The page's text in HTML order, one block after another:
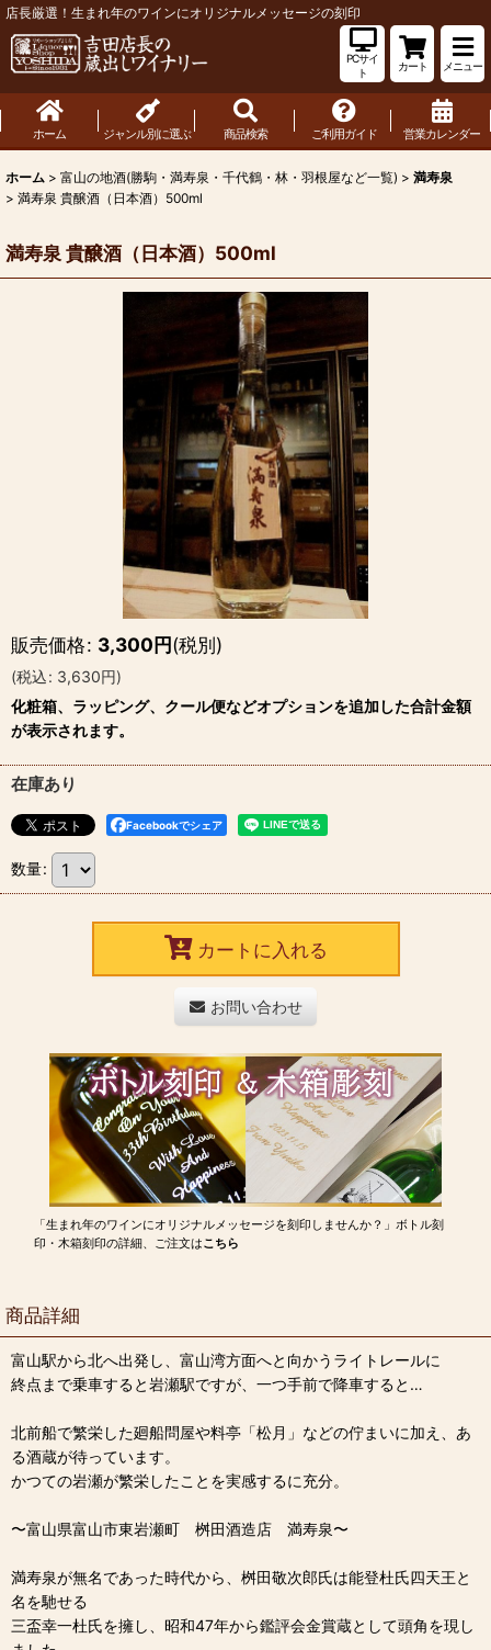
店長厳選！生まれ年のワインにオリジナルメッセージの刻印
PCサイ
ト
カート メニュー
ホーム ジャンル別に選ぶ 商品検索 ご利用ガイド 営業カレンダー
ホーム > 富山の地酒(勝駒・満寿泉・千代鶴・林・羽根屋など一覧) > 満寿泉
> 満寿泉 貴醸酒（日本酒）500ml
満寿泉 貴醸酒（日本酒）500ml
販売価格: 3,300円(税別)
(税込: 3,630円)
化粧箱、ラッピング、クール便などオプションを追加した合計金額
が表示されます。
在庫あり
Facebookでシェア
数量:
カートに入れる
お問い合わせ
「生まれ年のワインにオリジナルメッセージを刻印しませんか？」ボトル刻
印・木箱刻印の詳細、ご注文はこちら
商品詳細
富山駅から北へ出発し、富山湾方面へと向かうライトレールに
終点まで乗車すると岩瀬駅ですが、一つ手前で降車すると…
北前船で繁栄した廻船問屋や料亭「松月」などの佇まいに加え、あ
る酒蔵が待っています。
かつての岩瀬が繁栄したことを実感するに充分。
〜富山県富山市東岩瀬町 桝田酒造店 満寿泉〜
満寿泉が無名であった時代から、桝田敬次郎氏は能登杜氏四天王と
名を馳せる
三盃幸一杜氏を擁し、昭和47年から鑑評会金賞蔵として頭角を現し